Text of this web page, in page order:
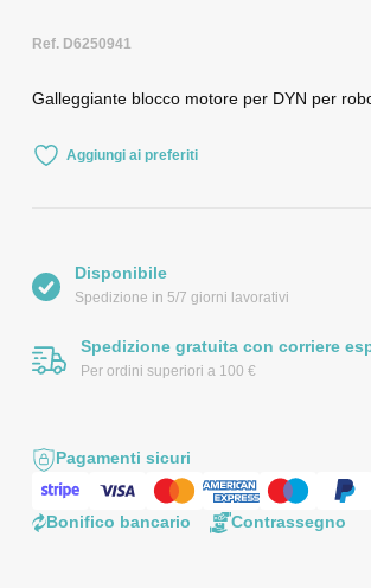
Ref. D6250941
Galleggiante blocco motore per DYN per
Aggiungi ai preferiti
Disponibile
Spedizione in 5/7 giorni lavorativi
Spedizione gratuita con corriere
Per ordini superiori a 100 €
Pagamenti sicuri
Bonifico bancario Contrassegno